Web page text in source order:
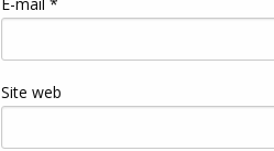
Site web